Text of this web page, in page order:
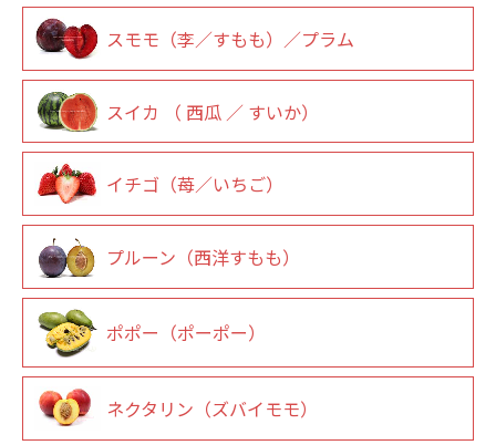
スモモ（李／すもも）／プラム
スイカ （ 西瓜 ／ すいか）
イチゴ（苺／いちご）
プルーン（西洋すもも）
ポポー（ポーポー）
ネクタリン（ズバイモモ）